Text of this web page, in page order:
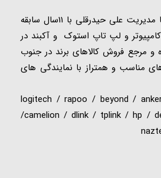
فروشگاه دی کامپیوتر با مدیریت علی حیدرقلی با 11سال سابقه
و لپ تاپ استوک و آکبند در
و مرجع فروش کالاهای برند در جنوب
مناسب و همتراز با نمایندگی های
logitech / rapoo / beyond /
/camelion / dlink / tplink / hp /